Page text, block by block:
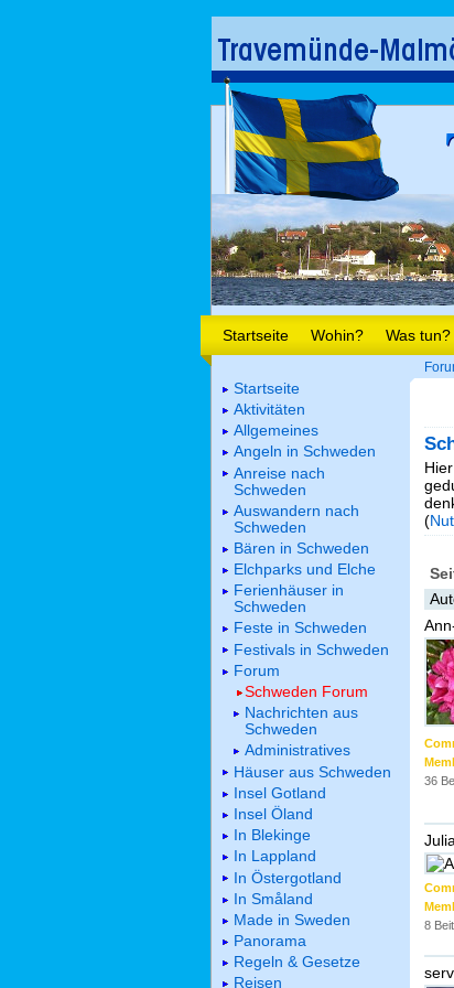
Startseite Wohin? Was tun?
(
36
8
Startseite
Aktivitäten
Allgemeines
Angeln in Schweden
Anreise nach
Schweden
Auswandern nach
Schweden
Bären in Schweden
Elchparks und Elche
Ferienhäuser in
Schweden
Feste in Schweden
Festivals in Schweden
Forum
Schweden Forum
Nachrichten aus
Schweden
Administratives
Häuser aus Schweden
Insel Gotland
Insel Öland
In Blekinge
In Lappland
In Östergotland
In Småland
Made in Sweden
Panorama
Regeln & Gesetze
Reisen